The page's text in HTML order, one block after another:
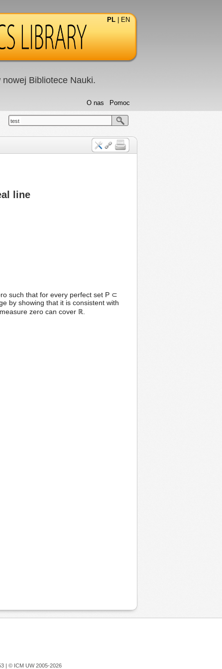
PL EN
Bibliotece Nauki.
Pomoc
O nas
test
line
such that for every perfect set P ⊂
by showing that it is consistent with
zero can cover ℝ.
| © ICM UW 2005-2026